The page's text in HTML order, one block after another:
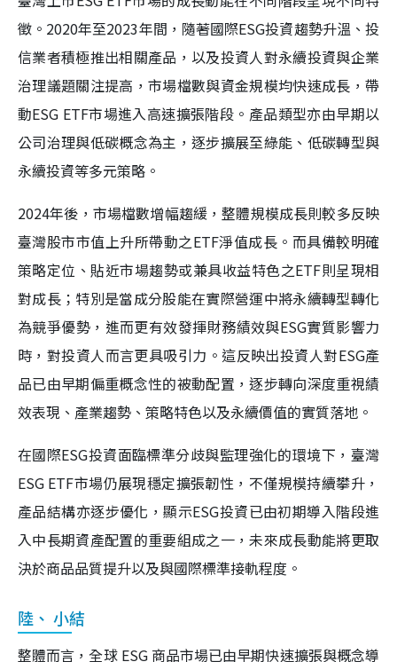
徵。2020年至2023年間，隨著國際ESG投資趨勢升溫、投
信業者積極推出相關產品，以及投資人對永續投資與企業
治理議題關注提高，市場檔數與資金規模均快速成長，帶
動ESG ETF市場進入高速擴張階段。產品類型亦由早期以
公司治理與低碳概念為主，逐步擴展至綠能、低碳轉型與
永續投資等多元策略。
2024年後，市場檔數增幅趨緩，整體規模成長則較多反映
臺灣股市市值上升所帶動之ETF淨值成長。而具備較明確
策略定位、貼近市場趨勢或兼具收益特色之ETF則呈現相
對成長；特別是當成分股能在實際營運中將永續轉型轉化
為競爭優勢，進而更有效發揮財務績效與ESG實質影響力
時，對投資人而言更具吸引力。這反映出投資人對ESG產
品已由早期偏重概念性的被動配置，逐步轉向深度重視績
效表現、產業趨勢、策略特色以及永續價值的實質落地。
在國際ESG投資面臨標準分歧與監理強化的環境下，臺灣
ESG ETF市場仍展現穩定擴張韌性，不僅規模持續攀升，
產品結構亦逐步優化，顯示ESG投資已由初期導入階段進
入中長期資產配置的重要組成之一，未來成長動能將更取
決於商品品質提升以及與國際標準接軌程度。
陸、 小結
整體而言，全球 ESG 商品市場已由早期快速擴張與概念導